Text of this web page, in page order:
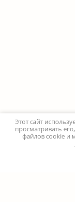
Этот сайт
просматривать
файлов cookie и